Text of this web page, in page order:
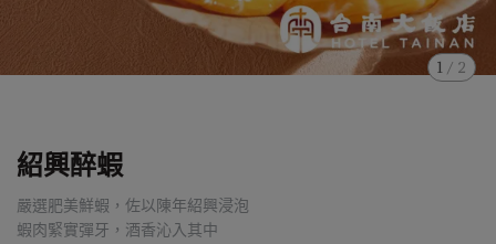
1 / 2
紹興醉蝦
嚴選肥美鮮蝦，佐以陳年紹興浸泡
蝦肉緊實彈牙，酒香沁入其中